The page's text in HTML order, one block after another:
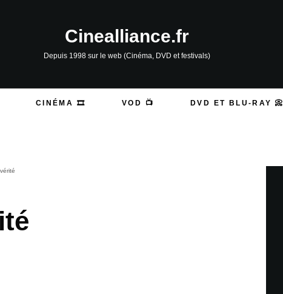
Cinealliance.fr
Depuis 1998 sur le web (Cinéma, DVD et festivals)
CINÉMA 🎞️ VOD 📺 DVD ET BLU-RAY 📀